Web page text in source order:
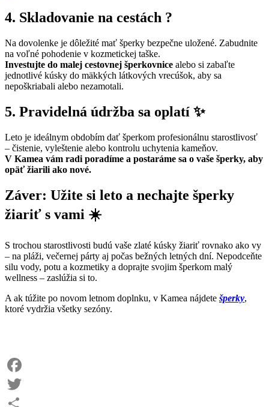
4. Skladovanie na cestách ?
Na dovolenke je dôležité mať šperky bezpečne uložené. Zabudnite
na voľné pohodenie v kozmetickej taške.
Investujte do malej cestovnej šperkovnice alebo si zabaľte
jednotlivé kúsky do mäkkých látkových vrecúšok, aby sa
nepoškriabali alebo nezamotali.
5. Pravidelná údržba sa oplatí ✨
Leto je ideálnym obdobím dať šperkom profesionálnu starostlivosť
– čistenie, vyleštenie alebo kontrolu uchytenia kameňov.
V Kamea vám radi poradíme a postaráme sa o vaše šperky, aby
opäť žiarili ako nové.
Záver: Užite si leto a nechajte šperky
žiariť s vami ☀️
S trochou starostlivosti budú vaše zlaté kúsky žiariť rovnako ako vy
– na pláži, večernej párty aj počas bežných letných dní. Nepodceňte
silu vody, potu a kozmetiky a doprajte svojim šperkom malý
wellness – zaslúžia si to.
A ak túžite po novom letnom doplnku, v Kamea nájdete šperky,
ktoré vydržia všetky sezóny.
Facebook
Twitter